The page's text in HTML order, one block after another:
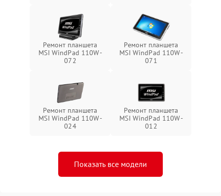
Ремонт планшета
MSI WindPad 110W-
072
Ремонт планшета
MSI WindPad 110W-
071
Ремонт планшета
MSI WindPad 110W-
024
Ремонт планшета
MSI WindPad 110W-
012
Показать все модели